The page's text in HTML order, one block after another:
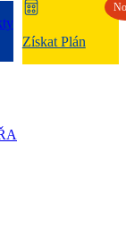
Získat Plán